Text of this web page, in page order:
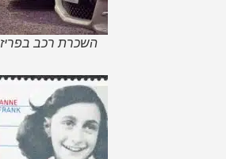
השכרת רכב בפריז